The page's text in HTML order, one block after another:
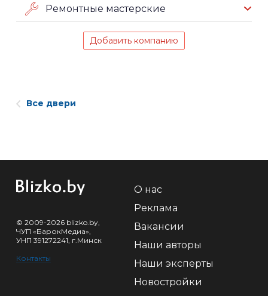
Ремонтные мастерские
Добавить компанию
Все двери
© 2009-2026 blizko.by,
ЧУП «БарокМедиа»,
УНП 391272241, г.Минск
Контакты
О нас
Реклама
Вакансии
Наши авторы
Наши эксперты
Новостройки